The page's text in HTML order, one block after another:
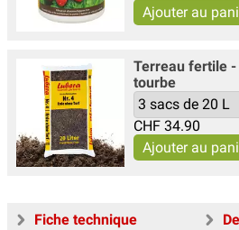
Terreau fertile -
tourbe
CHF 34.90
Fiche technique